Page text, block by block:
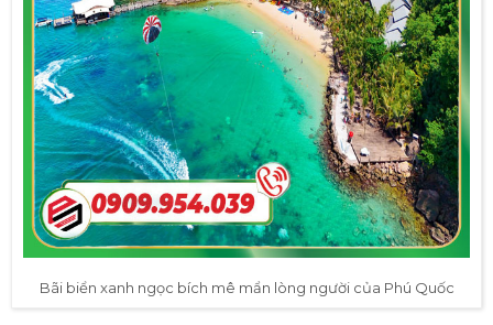
Bãi biển xanh ngọc bích mê mẩn lòng người của Phú Quốc